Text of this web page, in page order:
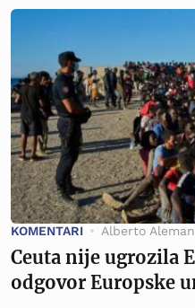
KOMENTARI Alberto
Ceuta nije ugrozila
odgovor Europske